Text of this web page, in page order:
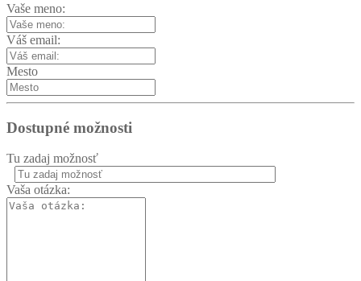
Vaše meno:
Váš email:
Mesto
Dostupné možnosti
Tu zadaj možnosť
Vaša otázka: